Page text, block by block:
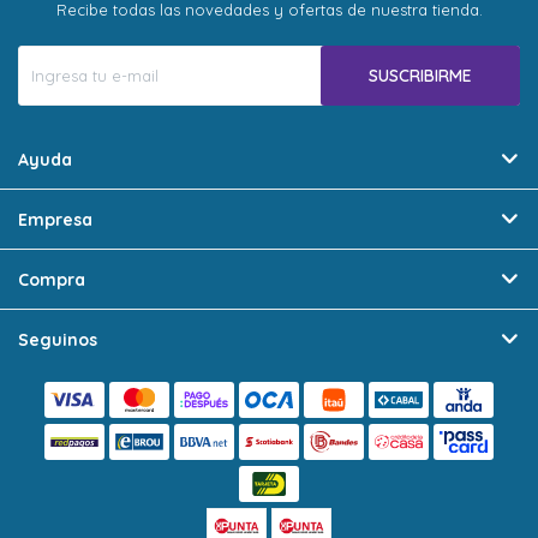
Recibe todas las novedades y ofertas de nuestra tienda.
SUSCRIBIRME
Ayuda
Empresa
Compra
Seguinos